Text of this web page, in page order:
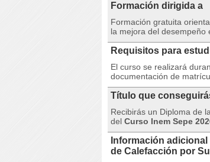
Formación dirigida a
Formación gratuita
la mejora del desempeño
Requisitos para
El curso se realizará
documentación de
Título que
Recibirás un Diploma de
del Curso Inem Sepe
Información
de Calefacción por